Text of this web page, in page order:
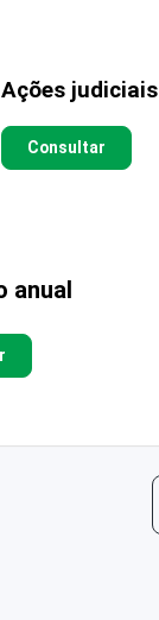
Ações judiciais
Consultar
anual